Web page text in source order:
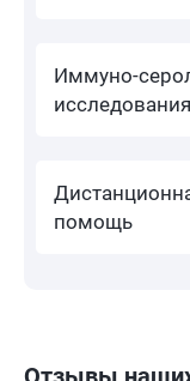
Иммуно-
исследования
помощь